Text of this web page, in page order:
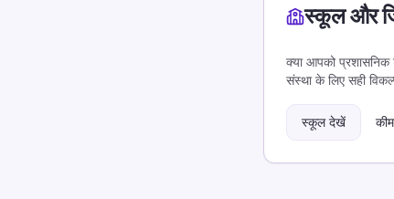
स्कूल और
क्या आपको प्रशासनिक
संस्था के लिए सही
स्कूल देखें